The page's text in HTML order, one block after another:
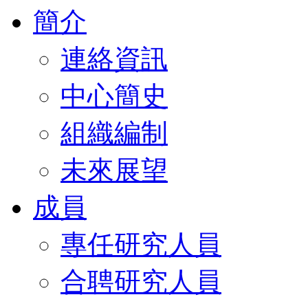
簡介
連絡資訊
中心簡史
組織編制
未來展望
成員
專任研究人員
合聘研究人員